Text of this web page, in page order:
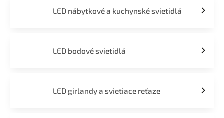
LED nábytkové a kuchynské svietidlá
LED bodové svietidlá
LED girlandy a svietiace reťaze